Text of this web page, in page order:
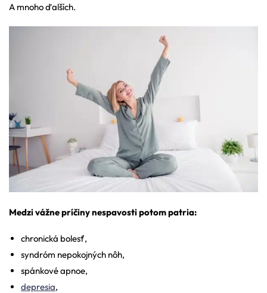
A mnoho ďalších.
Medzi vážne príčiny nespavosti potom patria:
chronická bolesť,
syndróm nepokojných nôh,
spánkové apnoe,
depresia,